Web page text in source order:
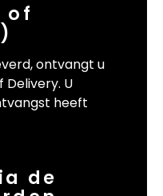
of
ontvangt u
U
heeft
de